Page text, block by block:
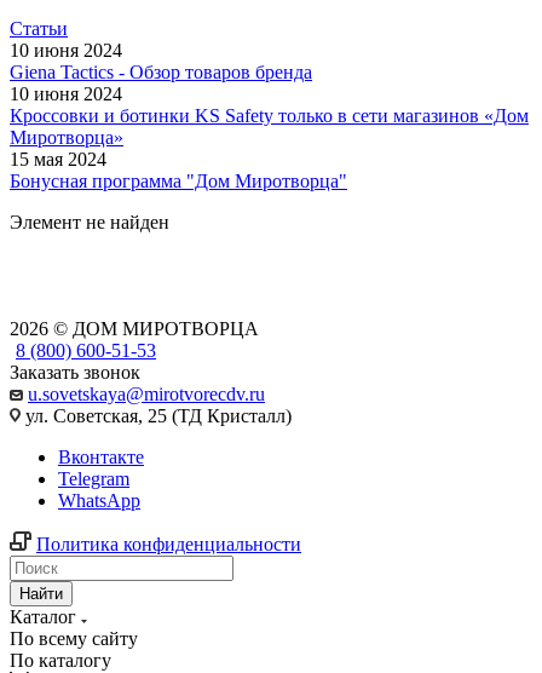
Статьи
10 июня 2024
Giena Tactics - Обзор товаров бренда
10 июня 2024
Кроссовки и ботинки KS Safety только в сети магазинов «Дом
Миротворца»
15 мая 2024
Бонусная программа "Дом Миротворца"
Элемент не найден
2026 © ДОМ МИРОТВОРЦА
8 (800) 600-51-53
Заказать звонок
u.sovetskaya@mirotvorecdv.ru
ул. Советская, 25 (ТД Кристалл)
Вконтакте
Telegram
WhatsApp
Политика конфиденциальности
Найти
Каталог
По всему сайту
По каталогу